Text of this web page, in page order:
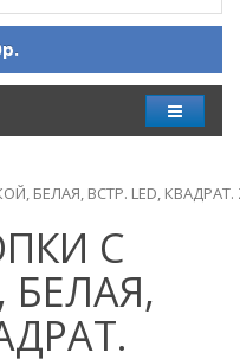
БЕЛАЯ, ВСТР. LED, КВАДРАТ.
С